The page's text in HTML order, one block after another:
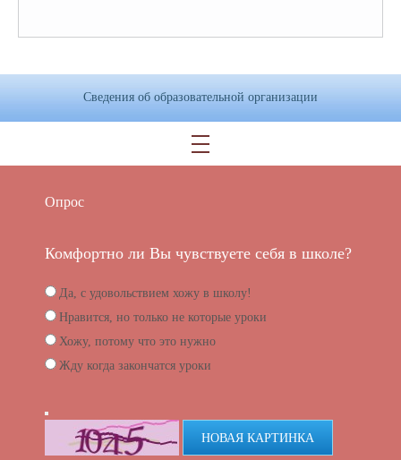
Сведения об образовательной организации
Опрос
Комфортно ли Вы чувствуете себя в школе?
Да, с удовольствием хожу в школу!
Нравится, но только не которые уроки
Хожу, потому что это нужно
Жду когда закончатся уроки
НОВАЯ КАРТИНКА